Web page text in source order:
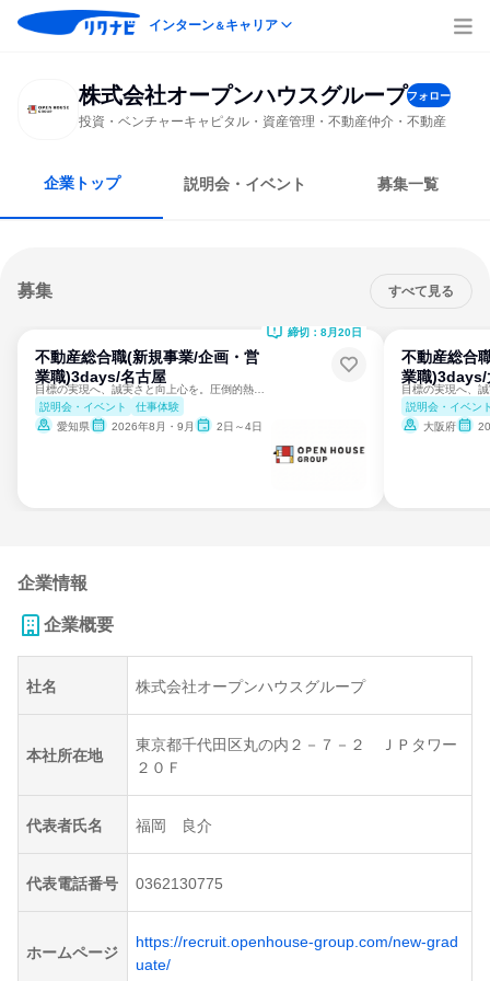
インターン＆キャリア
株式会社オープンハウスグループフォロー
投資・ベンチャーキャピタル・資産管理・不動産仲介・不動産
企業トップ 説明会・イベント 募集一覧
募集 すべて見る
不動産総合職(新規事業/企画・営
業職)3days/名古屋
説明会・イベント
仕事体験
愛知県
2026年8月・9月 2日～4日
締切：8月20日
不動産総合
業職)3days/
説明会・イベン
大阪府
企業情報
企業概要
社名 株式会社オープンハウスグループ
本社所在地
東京都千代田区丸の内２－７－２ ＪＰタワー
２０Ｆ
代表者氏名 福岡 良介
代表電話番号 0362130775
ホームページ
https://recruit.openhouse-group.com/new-grad
uate/